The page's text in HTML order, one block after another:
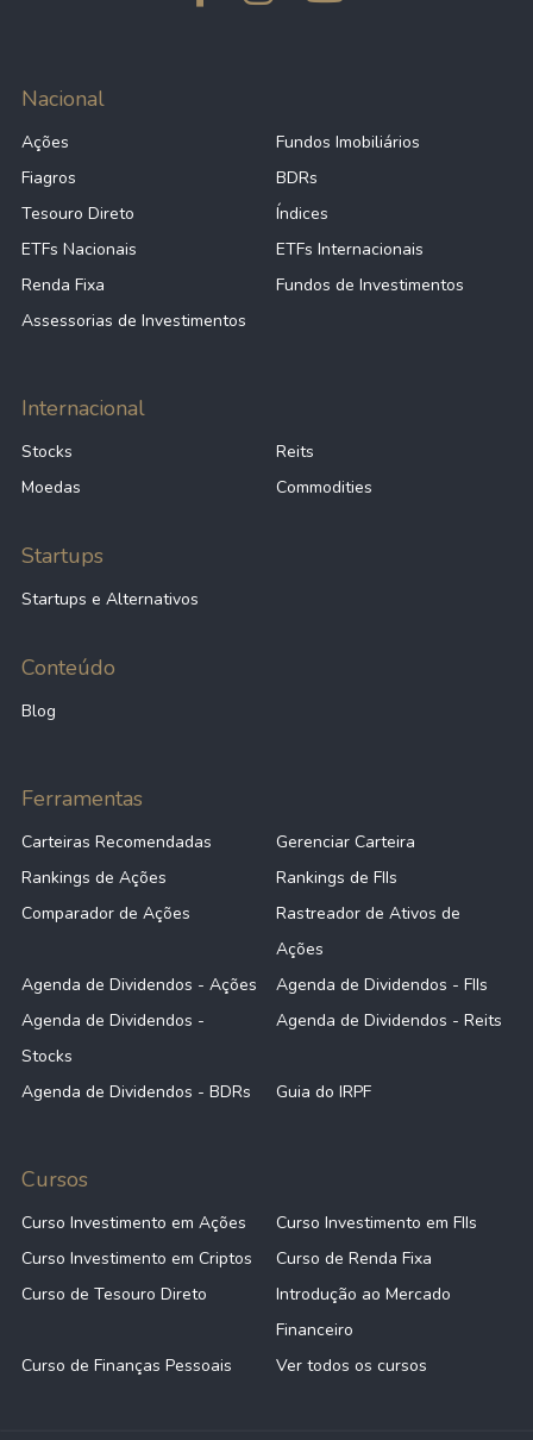
Nacional
Ações
Fundos Imobiliários
Fiagros
BDRs
Tesouro Direto
Índices
ETFs Nacionais
ETFs Internacionais
Renda Fixa
Fundos de Investimentos
Assessorias de Investimentos
Internacional
Stocks
Reits
Moedas
Commodities
Startups
Startups e Alternativos
Conteúdo
Blog
Ferramentas
Carteiras Recomendadas
Gerenciar Carteira
Rankings de Ações
Rankings de FIIs
Comparador de Ações
Rastreador de Ativos de
Ações
Agenda de Dividendos - Ações
Agenda de Dividendos - FIIs
Agenda de Dividendos -
Stocks
Agenda de Dividendos - Reits
Agenda de Dividendos - BDRs Guia do IRPF
Cursos
Curso Investimento em Ações
Curso Investimento em FIIs
Curso Investimento em Criptos
Curso de Renda Fixa
Curso de Tesouro Direto
Introdução ao Mercado
Financeiro
Curso de Finanças Pessoais
Ver todos os cursos